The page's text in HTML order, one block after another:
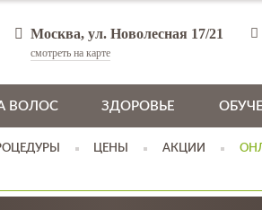
Москва, ул. Новолесная 17/21
смотреть на карте
ВОЛОС ЗДОРОВЬЕ
ЦЕНЫ АКЦИИ